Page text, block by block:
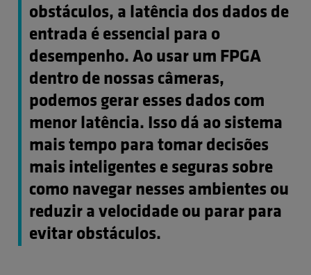
obstáculos, a latência dos dados de
entrada é essencial para o
desempenho. Ao usar um FPGA
dentro de nossas câmeras,
podemos gerar esses dados com
menor latência. Isso dá ao sistema
mais tempo para tomar decisões
mais inteligentes e seguras sobre
como navegar nesses ambientes ou
reduzir a velocidade ou parar para
evitar obstáculos.